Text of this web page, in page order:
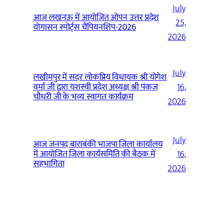
आज लखनऊ में आयोजित ओपन उत्तर प्रदेश
योगासन स्पोर्ट्स चैंपियनशिप-2026
July
25,
2026
लखीमपुर में सदर लोकप्रिय विधायक श्री योगेश
वर्मा जी द्वारा यशस्वी प्रदेश अध्यक्ष श्री पंकज
चौधरी जी के भव्य स्वागत कार्यक्रम
July
16,
2026
आज जनपद बाराबंकी भाजपा जिला कार्यालय
में आयोजित जिला कार्यसमिति की बैठक में
सहभागिता
July
16,
2026